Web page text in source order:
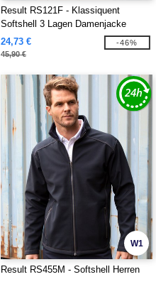
Result RS121F - Klassiquent
Softshell 3 Lagen Damenjacke
24,73 €
45,90 €
-46%
W1
Result RS455M - Softshell Herren